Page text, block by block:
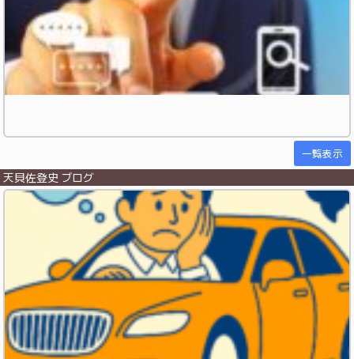
一覧表示
天貝佐登史 ブログ